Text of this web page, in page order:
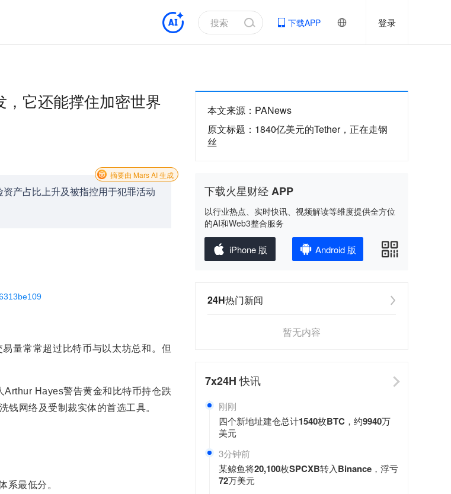
下载APP 登录
它还能撑住加密世界
产占比上升及被指控用于犯罪活动
摘要由 Mars AI 生成
量常常超过比特币与以太坊总和。但
Arthur Hayes警告黄金和比特币持仓跌
网络及受制裁实体的首选工具。
系最低分。
本文来源 ： PANews
原文标题 ： 1840亿美元的Tether，正在走钢
丝
下载火星财经 APP
以行业热点、实时快讯、视频解读等维度提供全方位
的AI和Web3整合服务
iPhone 版 Android 版
24H热门新闻
暂无内容
7x24H快讯
刚刚
四个新地址建仓总计1540枚BTC，约9940万
美元
3分钟前
某鲸鱼将20,100枚SPCXB转入Binance，浮亏
72万美元